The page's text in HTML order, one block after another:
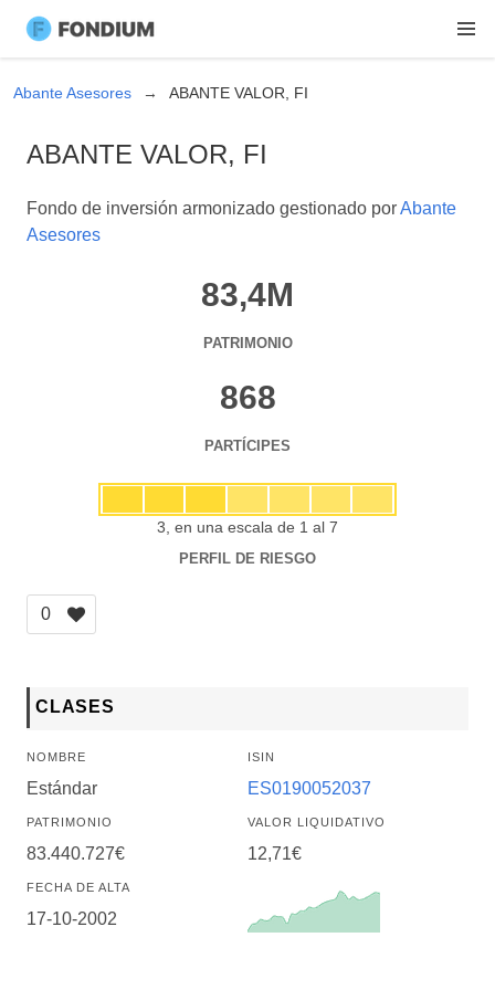
Abante Asesores ABANTE VALOR, FI
ABANTE VALOR, FI
Fondo de inversión armonizado gestionado porAbante
Asesores
83,4M
PATRIMONIO
868
PARTÍCIPES
3, en una escala de 1 al 7
PERFIL DE RIESGO
0
CLASES
NOMBRE
Estándar
ISIN
ES0190052037
PATRIMONIO
83.440.727€
VALOR LIQUIDATIVO
12,71€
FECHA DE ALTA
17-10-2002